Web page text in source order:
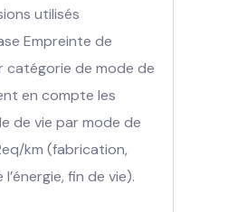
utilisés
Empreinte de
catégorie de mode de
en compte les
de vie par mode de
km (fabrication,
fin de vie).